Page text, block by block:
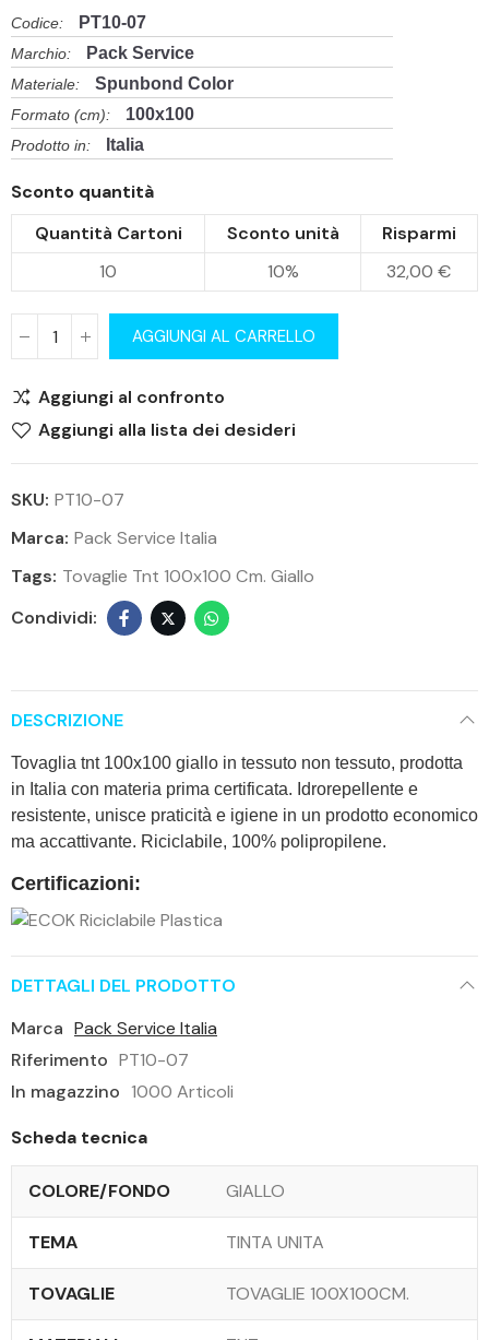
Codice: PT10-07
Marchio: Pack Service
Materiale: Spunbond Color
Formato (cm): 100x100
Prodotto in: Italia
Sconto quantità
Quantità Cartoni
Sconto unità
Risparmi
10
10% 32,00 €
AGGIUNGI AL CARRELLO
Aggiungi al confronto
Aggiungi alla lista dei desideri
SKU: PT10-07
Marca: Pack Service Italia
Tags: Tovaglie Tnt 100x100 Cm. Giallo
DESCRIZIONE
Tovaglia tnt 100x100 giallo in tessuto non tessuto, prodotta
in Italia con materia prima certificata. Idrorepellente e
resistente, unisce praticità e igiene in un prodotto economico
ma accattivante. Riciclabile, 100% polipropilene.
Certificazioni:
DETTAGLI DEL PRODOTTO
Marca Pack Service Italia
Riferimento PT10-07
In magazzino 1000 Articoli
Scheda tecnica
COLORE/FONDO GIALLO
TEMA TINTA UNITA
TOVAGLIE TOVAGLIE 100X100CM.